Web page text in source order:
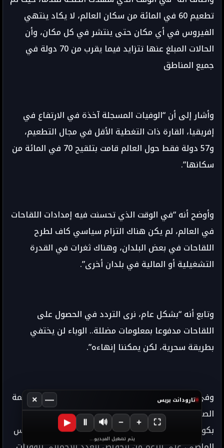
تطعيم 60 في المائة من سكان العالم، لا يكاد ينتهي
الفيروس في أي مكان حتى ينتشر في كل مكان، وأن
الحالات المبلغ عنها تتزايد فيما يقرب من 70 دولة في
جميع المناطق
وأشار إلى أن “الوفيات المسجلة آخذة في الارتفاع في
إفريقيا، القارة ذات التغطية الأقل في مجال التطعيم،
و57 دولة فقط حول العالم قامت بتلقيح 70 في المائة من
سكانها”.
وأوضح أنه “في الوقت الذي تحسنت فيه إمدادات اللقاحات
في العالم، لم يكن هناك التزام سياسي كاف لطرح
اللقاحات في بعض البلدان، وهناك ثغرات في القدرة
التشغيلية أو المالية في بلدان أخرى”.
وتابع أنه “بشكل عام، نرى التردد في الحصول على
اللقاحات مدفوعا بمعلومات مضللة.. الوباء لن يختفي
بطريقة سحرية، لكن يمكننا إنهاءه”.
وفي تقريرها الأسبوعي عن الوضع العالمي، أكدت منظمة
الصحة العالمية، أن “عدد حالات الإصابة الجديدة
بكوفيد-19 استقر بعد أسابيع من التراجع منذ أواخر مارس
تارودانت بريس —
×
▶ Ⅱ 🔊 − + ⛶
يتم تشغيل الفيديو...